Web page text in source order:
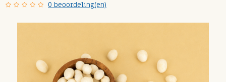
0 beoordeling(en)